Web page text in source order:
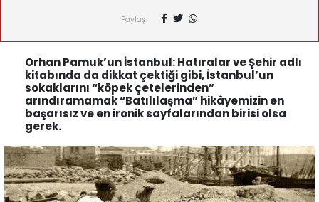
Paylaş
Orhan Pamuk’un İstanbul: Hatıralar ve Şehir adlı
kitabında da dikkat çektiği gibi, İstanbul’un
sokaklarını “köpek çetelerinden”
arındıramamak “Batılılaşma” hikâyemizin en
başarısız ve en ironik sayfalarından birisi olsa
gerek.